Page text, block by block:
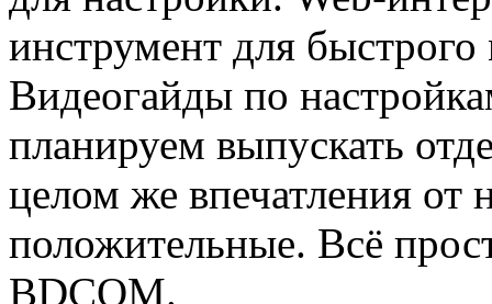
инструмент для
Видеогайды по
планируем выпускать
целом же впечатления от
положительные. Всё
BDCOM.